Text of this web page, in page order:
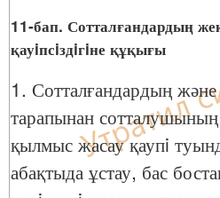
11-бап. Сотталғандардың
қауiпсiздiгiне құқығы
1. Сотталғандардың
тарапынан
қылмыс жасау қаупi
абақтыда ұстау, бас